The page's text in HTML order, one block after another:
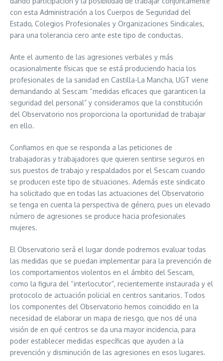
con esta Administración a los Cuerpos de Seguridad del
Estado, Colegios Profesionales y Organizaciones Sindicales,
para una tolerancia cero ante este tipo de conductas.
Ante el aumento de las agresiones verbales y más
ocasionalmente físicas que se está produciendo hacia los
profesionales de la sanidad en Castilla-La Mancha, UGT viene
demandando al Sescam “medidas eficaces que garanticen la
seguridad del personal” y consideramos que la constitución
del Observatorio nos proporciona la oportunidad de trabajar
en ello.
Confiamos en que se responda a las peticiones de
trabajadoras y trabajadores que quieren sentirse seguros en
sus puestos de trabajo y respaldados por el Sescam cuando
se producen este tipo de situaciones. Además este sindicato
ha solicitado que en todas las actuaciones del Observatorio
se tenga en cuenta la perspectiva de género, pues un elevado
número de agresiones se produce hacia profesionales
mujeres.
El Observatorio será el lugar donde podremos evaluar todas
las medidas que se puedan implementar para la prevención de
los comportamientos violentos en el ámbito del Sescam,
como la figura del “interlocutor”, recientemente instaurada y el
protocolo de actuación policial en centros sanitarios. Todos
los componentes del Observatorio hemos coincidido en la
necesidad de elaborar un mapa de riesgo, que nos dé una
visión de en qué centros se da una mayor incidencia, para
poder establecer medidas específicas que ayuden a la
prevención y disminución de las agresiones en esos lugares.